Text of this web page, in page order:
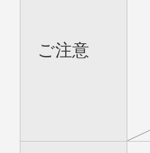
ご注意